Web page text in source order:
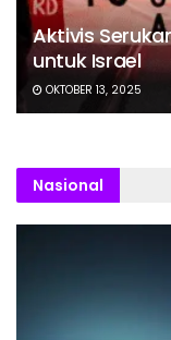
Aktivis
untuk Israel
OKTOBER 13, 2025
Nasional